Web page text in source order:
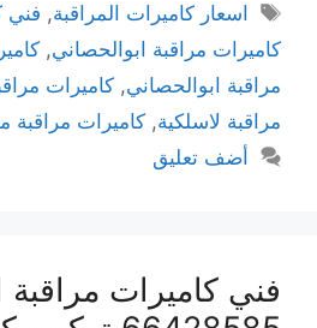
اسعار كاميرات المراقبة, فني
كاميرات مراقبة ابوالحصاني,
مراقبة ابوالحصاني, كاميرات
مراقبة لاسلكية, كاميرات مراقبة
أضف تعليق
فني كاميرات مراقبة